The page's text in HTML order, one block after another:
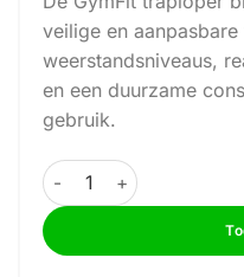
veilige en
weerstandsniveaus,
en een duurzame
gebruik.
GymFit - Endurance-